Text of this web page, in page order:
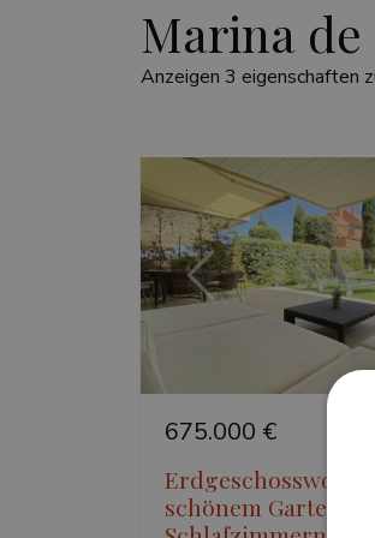
Marina
Anzeigen 3 eigenschaften
Vorherige
675.000 €
schönem Garten